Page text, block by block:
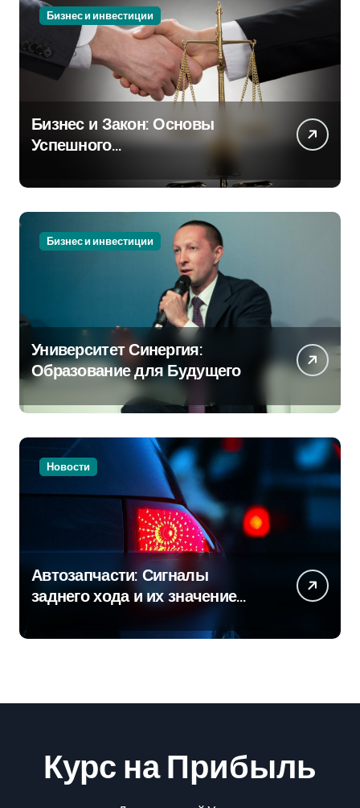
Бизнес и инвестиции
Бизнес и Закон: Основы
Успешного
Бизнес и инвестиции
Университет Синергия:
Образование для Будущего
Новости
Автозапчасти: Сигналы
заднего хода и их значение
для безопасности на дороге
Курс на Прибыль